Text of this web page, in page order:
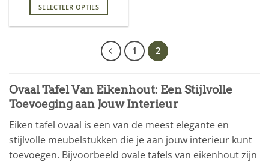
SELECTEER OPTIES
1 2
Ovaal Tafel Van Eikenhout: Een Stijlvolle
Toevoeging aan Jouw Interieur
Eiken tafel ovaal is een van de meest elegante en
stijlvolle meubelstukken die je aan jouw interieur kunt
toevoegen. Bijvoorbeeld ovale tafels van eikenhout zijn